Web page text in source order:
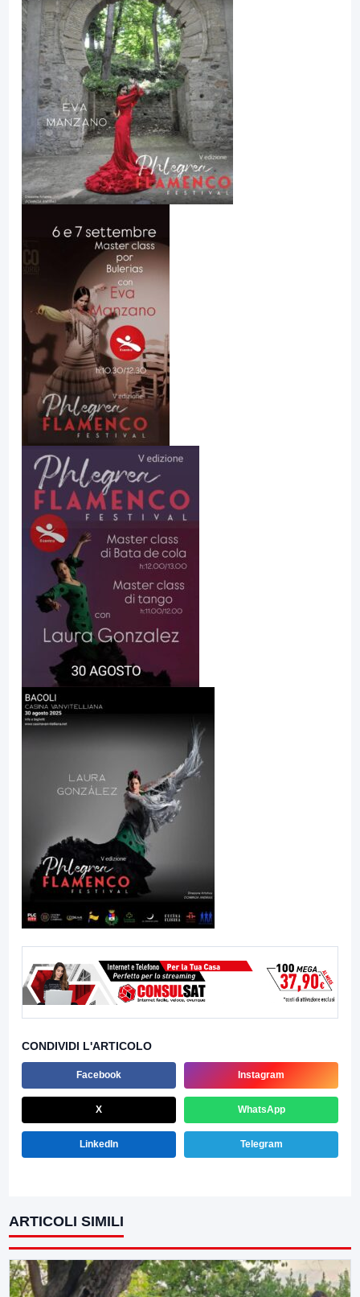
CONDIVIDI L'ARTICOLO
Facebook Instagram
X WhatsApp
LinkedIn Telegram
ARTICOLI SIMILI